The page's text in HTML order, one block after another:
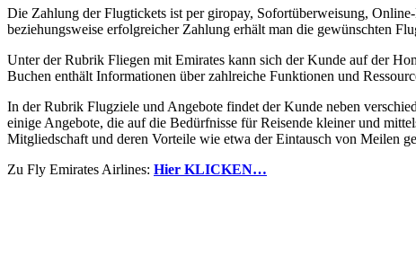
Die Zahlung der Flugtickets ist per giropay, Sofortüberweisung,
beziehungsweise erfolgreicher Zahlung erhält man die gewünschten
Unter der Rubrik Fliegen mit Emirates kann sich der Kunde auf der
Buchen enthält Informationen über zahlreiche Funktionen und
In der Rubrik Flugziele und Angebote findet der Kunde neben
einige Angebote, die auf die Bedürfnisse für Reisende kleiner und
Mitgliedschaft und deren Vorteile wie etwa der Eintausch von Meilen
Zu Fly Emirates Airlines: Hier KLICKEN…